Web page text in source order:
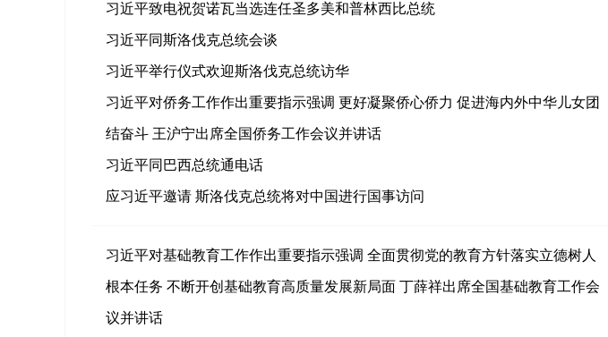
习近平致电祝贺诺瓦当选连任圣多美和普林西比总统
习近平同斯洛伐克总统会谈
习近平举行仪式欢迎斯洛伐克总统访华
习近平对侨务工作作出重要指示强调 更好凝聚侨心侨力 促进海内外中华儿女团
结奋斗 王沪宁出席全国侨务工作会议并讲话
习近平同巴西总统通电话
应习近平邀请 斯洛伐克总统将对中国进行国事访问
习近平对基础教育工作作出重要指示强调 全面贯彻党的教育方针落实立德树人
根本任务 不断开创基础教育高质量发展新局面 丁薛祥出席全国基础教育工作会
议并讲话